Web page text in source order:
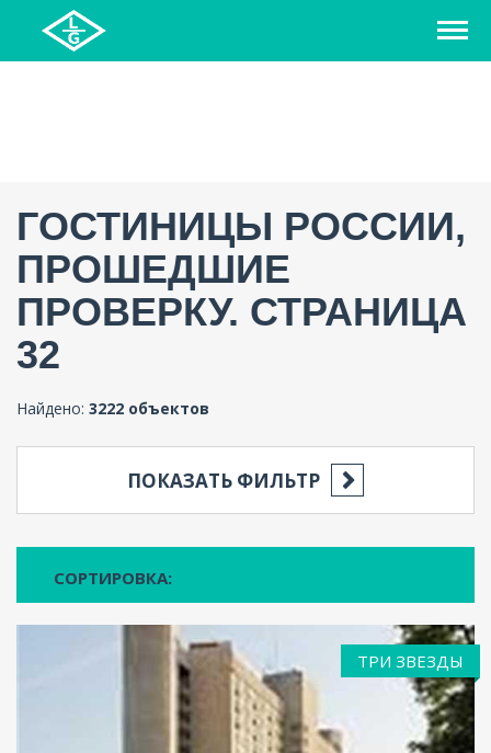
ГОСТИНИЦЫ РОССИИ,
ПРОШЕДШИЕ
ПРОВЕРКУ. СТРАНИЦА
32
Найдено: 3222 объектов
ПОКАЗАТЬ ФИЛЬТР
СОРТИРОВКА:
ТРИ ЗВЕЗДЫ